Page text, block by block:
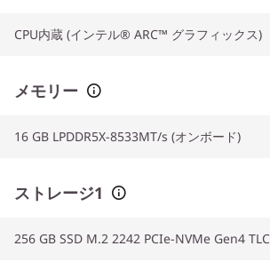
CPU内蔵 (インテル® ARC™ グラフィックス)
メモリー
16 GB LPDDR5X-8533MT/s (オンボード)
ストレージ1
256 GB SSD M.2 2242 PCIe-NVMe Gen4